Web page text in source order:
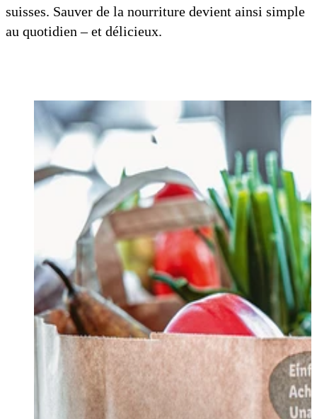
suisses. Sauver de la nourriture devient ainsi simple
au quotidien – et délicieux.